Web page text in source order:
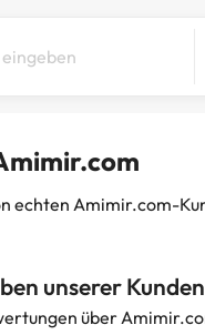
echten Amimir.com-
unserer Kunden
über